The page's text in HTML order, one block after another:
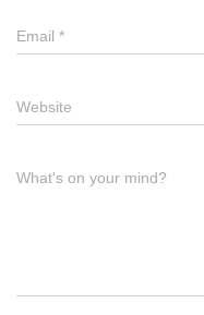
Email *
Website
What's on your mind?